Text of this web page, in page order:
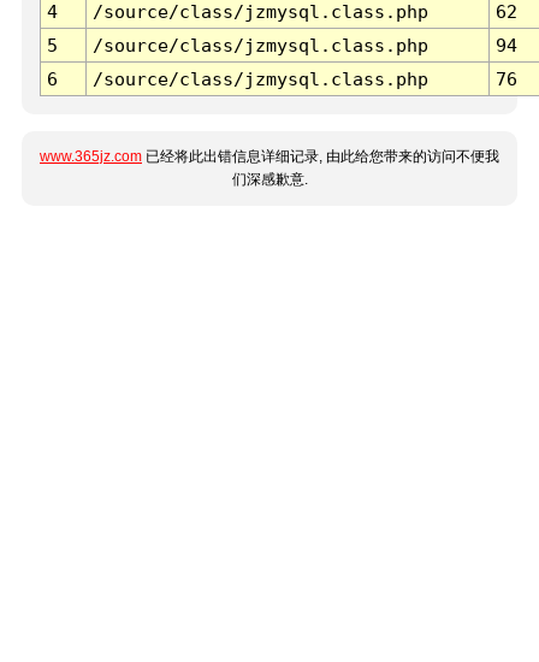
4
/source/class/jzmysql.class.php
62
5
/source/class/jzmysql.class.php
94
6
/source/class/jzmysql.class.php 76
www.365jz.com 已经将此出错信息详细记录, 由此给您带来的访问不便我
们深感歉意.